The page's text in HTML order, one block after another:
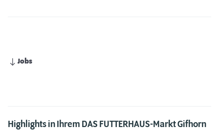
Jobs
Highlights in Ihrem DAS FUTTERHAUS-Markt Gifhorn